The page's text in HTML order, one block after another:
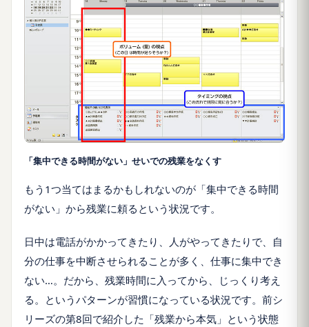
「集中できる時間がない」せいでの残業をなくす
もう1つ当てはまるかもしれないのが「集中できる時間
がない」から残業に頼るという状況です。
日中は電話がかかってきたり、人がやってきたりで、自
分の仕事を中断させられることが多く、仕事に集中でき
ない…。だから、残業時間に入ってから、じっくり考え
る。というパターンが習慣になっている状況です。前シ
リーズの第8回で紹介した「残業から本気」という状態